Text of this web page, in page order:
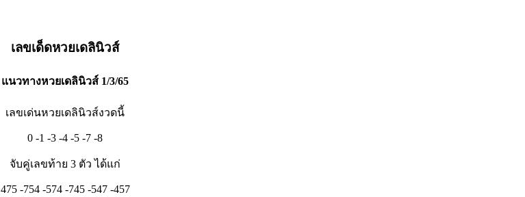
เลขเด็ดหวยเดลินิวส์
แนวทางหวยเดลินิวส์ 1/3/65
เลขเด่นหวยเดลินิวส์งวดนี้
0 -1 -3 -4 -5 -7 -8
จับคู่เลขท้าย 3 ตัว ได้แก่
475 -754 -574 -745 -547 -457